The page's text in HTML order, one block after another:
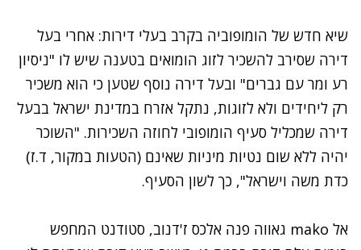
שיא חדש של הומופוביה בקרב בעלי דירות: אחרי בעל
דירה שסירב להשכיר לזוג הומואים בטענה שיש לו "ניסיון
רע ומר עם גברים" ובעל דירה נוסף שטען כי הוא משכיר
רק ליחידים ולא לזוגות, נתקל אזרח במדינת ישראל בבעל
דירה שמכליל סעיף הומופובי לחוזה השכירות. "השוכר
יהיה ללא שום נטיות מיניות שאינם (הטעות במקור, ד.ז)
כדת משה וישראל", כך לשון הסעיף.
אל mako גאווה פנה אלכס ז'דנוב, סטודנט המחפש